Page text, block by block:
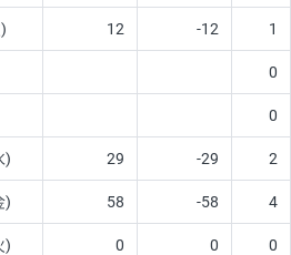
12 -12 1
0
0
) 29 -29 2
) 58 -58 4
) 0 0 0